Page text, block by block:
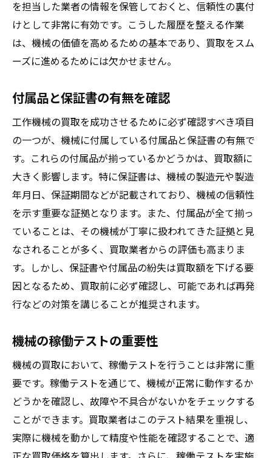
を担当した業者の情報を保管しておくと、信頼性の裏付
けとして非常に有効です。こうした履歴を整える作業
は、機械の価値を高めるための基本であり、買取をスム
ーズに進めるためには欠かせません。
付属品と保証書の有無を確認
工作機械の買取を成功させるために必ず確認すべき項目
の一つが、機械に付属している付属品と保証書の有無で
す。これらの付属品が揃っているかどうかは、買取額に
大きく影響します。特に保証書は、機械の製造元や製造
年月日、保証期間などが記載されており、機械の信頼性
を示す重要な証拠となります。また、付属品が全て揃っ
ていることは、その機械が丁寧に扱われてきた証拠と見
なされることが多く、買取業者からの評価も高まりま
す。しかし、保証書や付属品の紛失は買取額を下げる要
因となるため、買取前に必ず確認し、可能であれば再発
行などの対策を講じることが推奨されます。
機械の稼働テストの重要性
機械の買取において、稼働テストを行うことは非常に重
要です。稼働テストを通じて、機械が正常に動作するか
どうかを確認し、故障や不具合がないかをチェックする
ことができます。買取業者はこのテスト結果を重視し、
実際に機械を動かして精度や性能を確認することで、適